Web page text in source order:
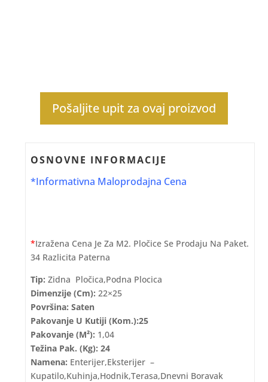
Pošaljite upit za ovaj proizvod
OSNOVNE INFORMACIJE
*Informativna Maloprodajna Cena
*Izražena Cena Je Za M2. Pločice Se Prodaju Na Paket.
34 Razlicita Paterna
Tip: Zidna Pločica,podna Plocica
Dimenzije (cm): 22×25
Površina: Saten
Pakovanje U Kutiji (kom.):25
Pakovanje (m²): 1,04
Težina Pak. (kg): 24
Namena: Enterijer,eksterijer –
Kupatilo,kuhinja,hodnik,terasa,dnevni Boravak